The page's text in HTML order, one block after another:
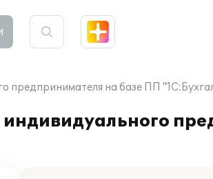
предпринимателя на базе ПП
индивидуального